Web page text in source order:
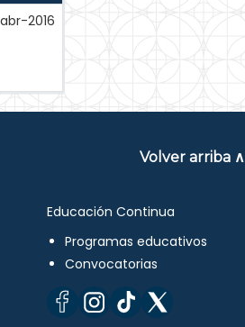
2016
Volver arriba ∧
Educación Continua
Programas educativos
Convocatorias